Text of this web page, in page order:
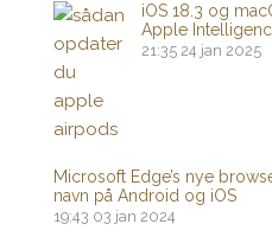
iOS 18.3 og
Apple
21:35 24 jan 2025
Microsoft Edge’s nye
navn på Android og iOS
19:43 03 jan 2024